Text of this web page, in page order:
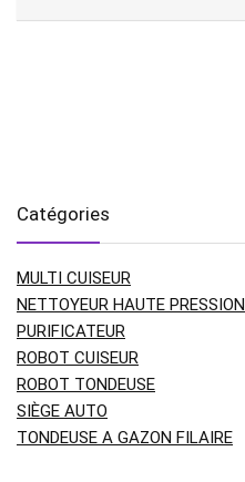
Catégories
MULTI CUISEUR
NETTOYEUR HAUTE PRESSION
PURIFICATEUR
ROBOT CUISEUR
ROBOT TONDEUSE
SIÈGE AUTO
TONDEUSE A GAZON FILAIRE